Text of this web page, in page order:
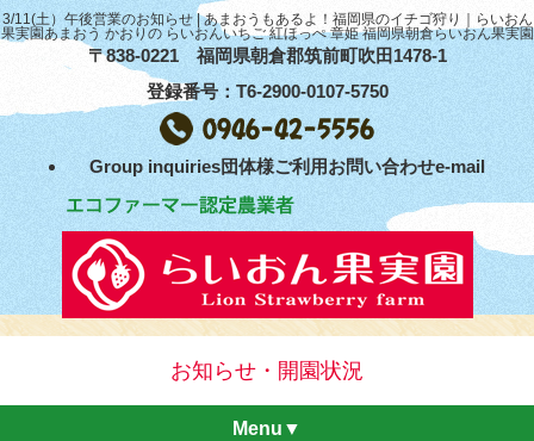
3/11(土）午後営業のお知らせ | あまおうもあるよ！福岡県のイチゴ狩り｜らいおん
果実園あまおう かおりの らいおんいちご 紅ほっぺ 章姫 福岡県朝倉らいおん果実園
〒838-0221 福岡県朝倉郡筑前町吹田1478-1
登録番号：T6-2900-0107-5750
Group inquiries団体様ご利用お問い合わせe-mail
お知らせ・開園状況
Menu▼